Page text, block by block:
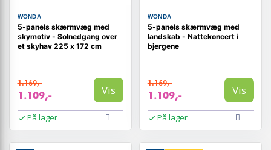
WONDA
5-panels skærmvæg med
skymotiv - Solnedgang over
et skyhav 225 x 172 cm
1.169,-
1.109,- Vis
På lager
WONDA
5-panels skærmvæg med
landskab - Nattekoncert i
bjergene
1.169,-
1.109,- Vis
På lager